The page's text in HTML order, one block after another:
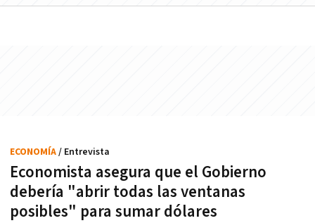
Economista asegura que el Gobierno
debería "abrir todas las ventanas
posibles" para sumar dólares
ECONOMÍA/ Entrevista